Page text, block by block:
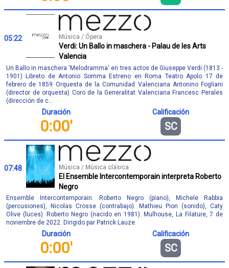
05:22 Música / Ópera
Verdi: Un Ballo in maschera - Palau de les Arts
Valencia
Un Ballo in maschera 'Melodramma' en tres actos de Giuseppe Verdi (1813 -
1901) Libreto de Antonio Somma Estreno en Roma Teatro Apolo 17 de
febrero de 1859 Orquesta de la Comunidad Valenciana Antonino Fogliani
(director de orquesta) Coro de la Generalitat Valenciana Francesc Perales
(dirección de c...
Duración
0:00'
Calificación
SC
07:48 Música / Música clásica
El Ensemble Intercontemporain interpreta Roberto
Negro
Ensemble Intercontemporain. Roberto Negro (piano), Michele Rabbia
(percusiones), Nicolas Crosse (contrabajo). Mathieu Pion (sonido), Caty
Olive (luces). Roberto Negro (nacido en 1981). Mulhouse, La Filature, 7 de
noviembre de 2022. Dirigido par Patrick Lauze.
Duración
0:00'
Calificación
SC